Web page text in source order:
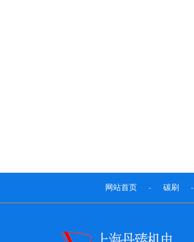
网站首页 - 碳刷 -